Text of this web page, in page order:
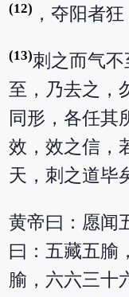
(12) ，夺阳者
(13)刺之而气
至，乃去之，
同形，各任其
效，效之信，
天，刺之道毕
黄帝曰：愿闻
曰：五藏五腧
腧，六六三十